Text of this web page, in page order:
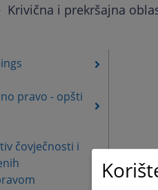
Krivična i prekršajna
pravo - opšti
čovječnosti i